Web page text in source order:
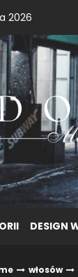
2026
DESIGN
włosów